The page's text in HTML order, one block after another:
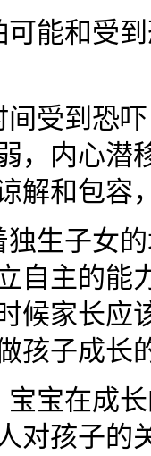
能和受
受到恐
，内心潜
解和包容
生子女
自主的
候家长应
孩子成长
宝在成
对孩子的